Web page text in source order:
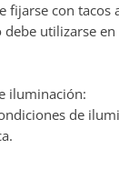
fijarse con tacos
debe utilizarse
iluminación:
de